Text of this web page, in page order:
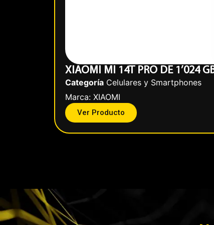
XIAOMI MI 14T PRO DE 1’024
Categoría Celulares y Smartphones
Marca: XIAOMI
Ver Producto